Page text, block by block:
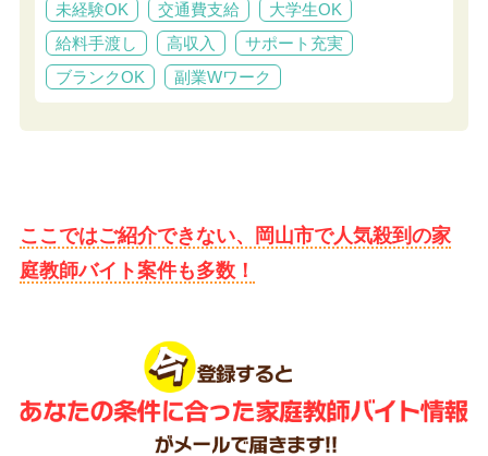
未経験OK 交通費支給
大学生OK
給料手渡し
高収入
サポート充実
ブランクOK
副業Wワーク
ここではご紹介できない、岡山市で人気殺到の家
庭教師バイト案件も多数！